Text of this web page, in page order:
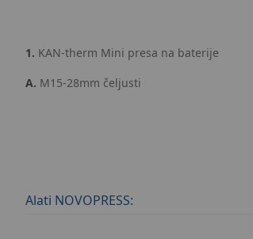
1. KAN-therm Mini presa na baterije
A. M15-28mm čeljusti
Alati NOVOPRESS: